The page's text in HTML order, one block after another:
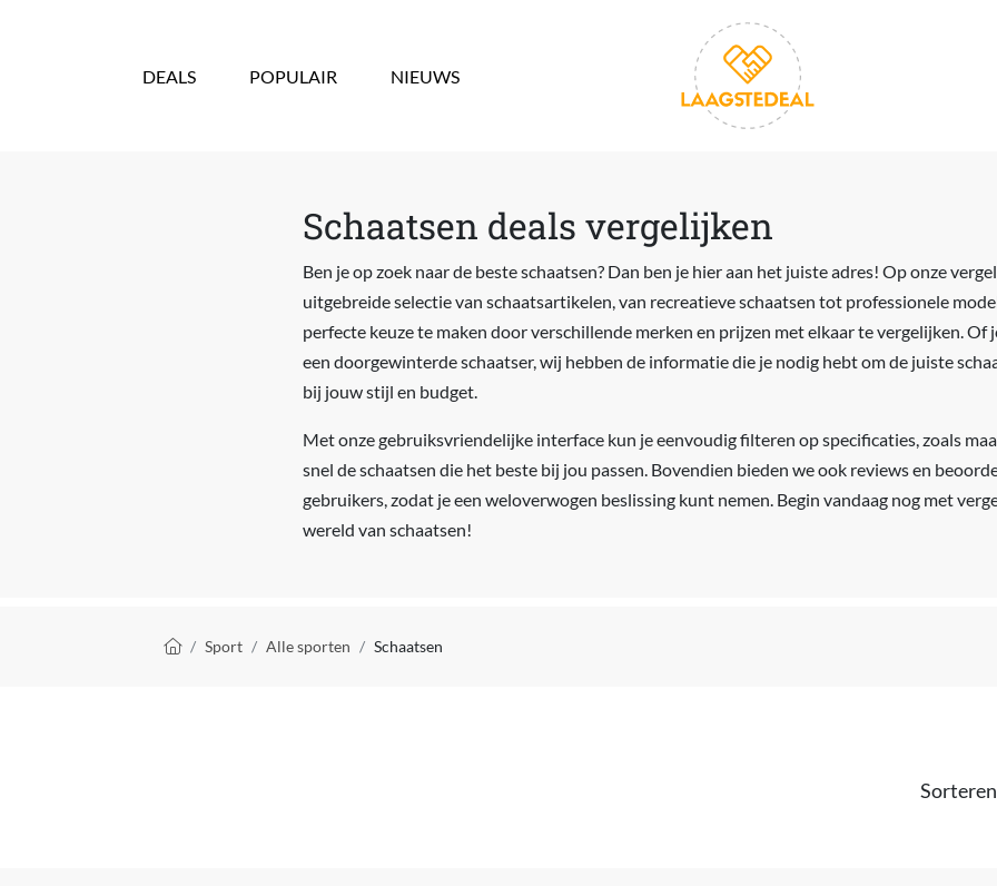
DEALS POPULAIR NIEUWS
Schaatsen deals vergelijken
Ben je op zoek naar de beste schaatsen? Dan ben je hier aan het juiste adres! Op onze
uitgebreide selectie van schaatsartikelen, van recreatieve schaatsen tot professionele
perfecte keuze te maken door verschillende merken en prijzen met elkaar te vergelijken. Of
een doorgewinterde schaatser, wij hebben de informatie die je nodig hebt om de juiste
bij jouw stijl en budget.
Met onze gebruiksvriendelijke interface kun je eenvoudig filteren op specificaties, zoals
snel de schaatsen die het beste bij jou passen. Bovendien bieden we ook reviews en
gebruikers, zodat je een weloverwogen beslissing kunt nemen. Begin vandaag nog met
wereld van schaatsen!
Kruimelpad
Sport Alle sporten Schaatsen